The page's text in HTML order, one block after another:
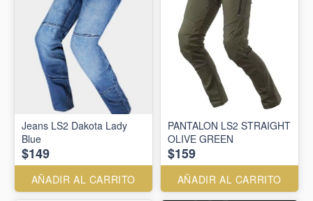
Jeans LS2 Dakota Lady
Blue
$149
AÑADIR AL CARRITO
PANTALON LS2 STRAIGHT
OLIVE GREEN
$159
AÑADIR AL CARRITO